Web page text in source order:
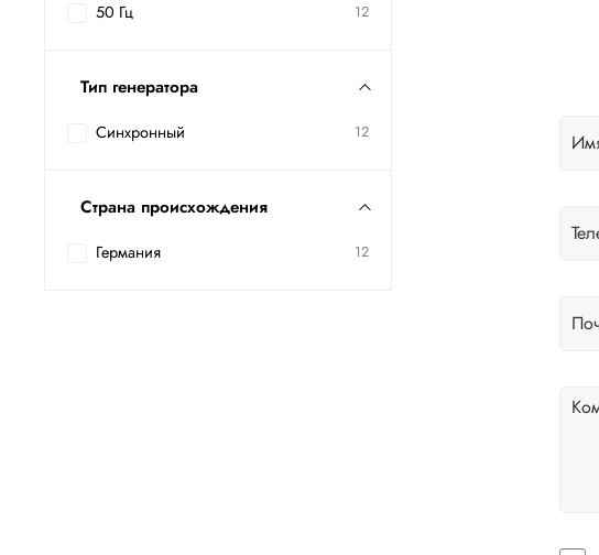
50 Гц 12
Тип генератора
Синхронный 12
Страна происхождения
Германия 12